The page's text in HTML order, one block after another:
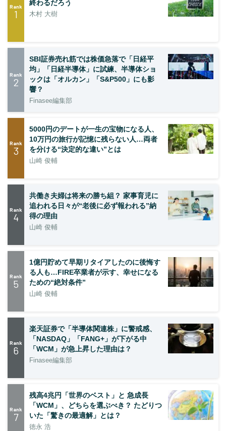
Rank
1
終わるだろう
木村 大樹
Rank
2
SBI証券売れ筋では株価急落で「日経平
均」「日経半導体」に試練、半導体ショ
ックは「オルカン」「S&P500」にも影
響？
Finasee編集部
Rank
3
5000円のデートが一生の宝物になる人、
10万円の旅行が記憶に残らない人…両者
を分ける“決定的な違い”とは
山崎 俊輔
Rank
4
共働き夫婦は将来の勝ち組？ 家事育児に
追われる日々が“老後に必ず報われる”納
得の理由
山崎 俊輔
Rank
5
1億円貯めて早期リタイアしたのに後悔す
る人も…FIRE卒業者が示す、幸せになる
ための“絶対条件”
山崎 俊輔
Rank
6
楽天証券で「半導体関連株」に警戒感、
「NASDAQ」「FANG+」が下がる中
「WCM」が急上昇した理由は？
Finasee編集部
Rank
7
残高4兆円「世界のベスト」と 急成長
「WCM」、どちらを選ぶべき？ たどりつ
いた「驚きの最適解」とは？
徳永 浩